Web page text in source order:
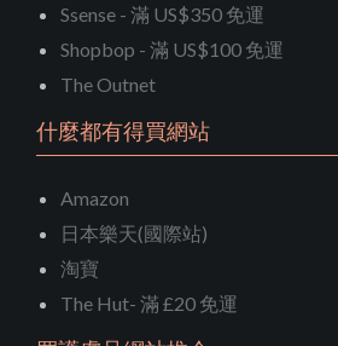
Ssense - 滿 US$350 免運
Shopbop - 滿 US$100 免運
The Outnet
什麼都有得買網站
Amazon
日本樂天(國際站)
淘寶
The Hut- 滿 £20 免運